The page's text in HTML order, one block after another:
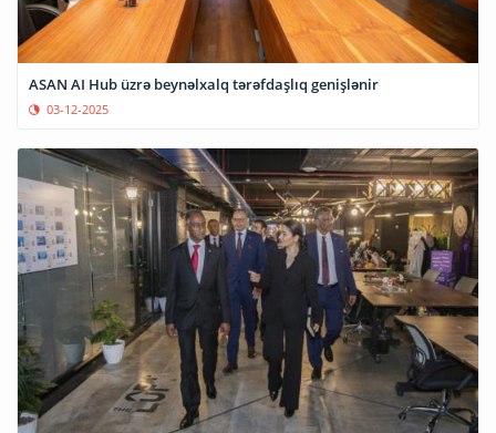
ASAN AI Hub üzrə beynəlxalq tərəfdaşlıq genişlənir
03-12-2025